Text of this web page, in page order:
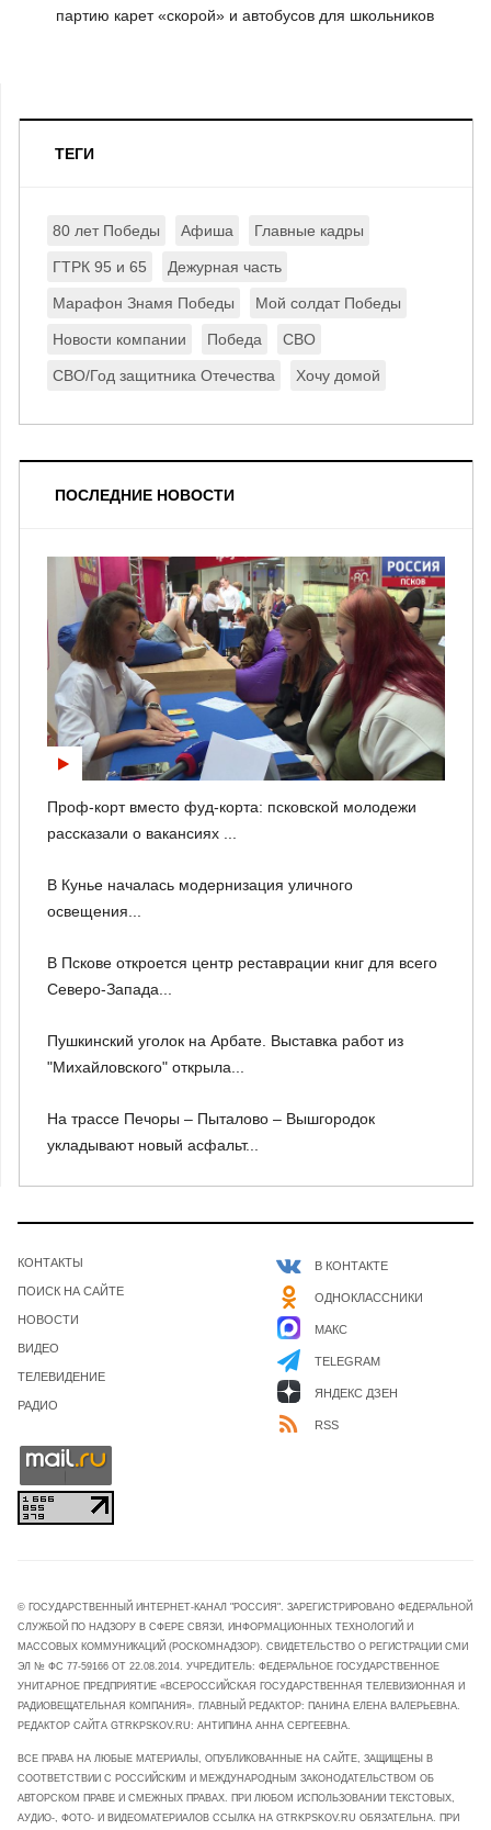
партию карет «скорой» и автобусов для школьников
ТЕГИ
80 лет Победы Афиша Главные кадры
ГТРК 95 и 65 Дежурная часть
Марафон Знамя Победы Мой солдат Победы
Новости компании Победа СВО
СВО/Год защитника Отечества Хочу домой
ПОСЛЕДНИЕ НОВОСТИ
Проф-корт вместо фуд-корта: псковской молодежи
рассказали о вакансиях ...
В Кунье началась модернизация уличного
освещения...
В Пскове откроется центр реставрации книг для всего
Северо-Запада...
Пушкинский уголок на Арбате. Выставка работ из
"Михайловского" открыла...
На трассе Печоры – Пыталово – Вышгородок
укладывают новый асфальт...
КОНТАКТЫ
ПОИСК НА САЙТЕ
НОВОСТИ
ВИДЕО
ТЕЛЕВИДЕНИЕ
РАДИО
В КОНТАКТЕ
ОДНОКЛАССНИКИ
МАКС
TELEGRAM
ЯНДЕКС ДЗЕН
RSS
© ГОСУДАРСТВЕННЫЙ ИНТЕРНЕТ-КАНАЛ "РОССИЯ". ЗАРЕГИСТРИРОВАНО ФЕДЕРАЛЬНОЙ
СЛУЖБОЙ ПО НАДЗОРУ В СФЕРЕ СВЯЗИ, ИНФОРМАЦИОННЫХ ТЕХНОЛОГИЙ И
МАССОВЫХ КОММУНИКАЦИЙ (РОСКОМНАДЗОР). СВИДЕТЕЛЬСТВО О РЕГИСТРАЦИИ СМИ
ЭЛ № ФС 77-59166 ОТ 22.08.2014. УЧРЕДИТЕЛЬ: ФЕДЕРАЛЬНОЕ ГОСУДАРСТВЕННОЕ
УНИТАРНОЕ ПРЕДПРИЯТИЕ «ВСЕРОССИЙСКАЯ ГОСУДАРСТВЕННАЯ ТЕЛЕВИЗИОННАЯ И
РАДИОВЕЩАТЕЛЬНАЯ КОМПАНИЯ». ГЛАВНЫЙ РЕДАКТОР: ПАНИНА ЕЛЕНА ВАЛЕРЬЕВНА.
РЕДАКТОР САЙТА GTRKPSKOV.RU: АНТИПИНА АННА СЕРГЕЕВНА.
ВСЕ ПРАВА НА ЛЮБЫЕ МАТЕРИАЛЫ, ОПУБЛИКОВАННЫЕ НА САЙТЕ, ЗАЩИЩЕНЫ В
СООТВЕТСТВИИ С РОССИЙСКИМ И МЕЖДУНАРОДНЫМ ЗАКОНОДАТЕЛЬСТВОМ ОБ
АВТОРСКОМ ПРАВЕ И СМЕЖНЫХ ПРАВАХ. ПРИ ЛЮБОМ ИСПОЛЬЗОВАНИИ ТЕКСТОВЫХ,
АУДИО-, ФОТО- И ВИДЕОМАТЕРИАЛОВ ССЫЛКА НА GTRKPSKOV.RU ОБЯЗАТЕЛЬНА. ПРИ